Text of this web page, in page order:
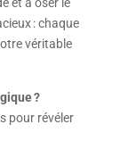
: chaque
véritable
?
pour révéler